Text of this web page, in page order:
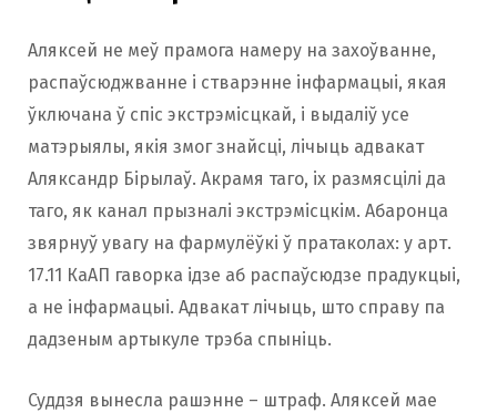
Аляксей не меў прамога намеру на захоўванне,
распаўсюджванне і стварэнне інфармацыі, якая
ўключана ў спіс экстрэмісцкай, і выдаліў усе
матэрыялы, якія змог знайсці, лічыць адвакат
Аляксандр Бірылаў. Акрамя таго, іх размясцілі да
таго, як канал прызналі экстрэмісцкім. Абаронца
звярнуў увагу на фармулёўкі ў пратаколах: у арт.
17.11 КаАП гаворка ідзе аб распаўсюдзе прадукцыі,
а не інфармацыі. Адвакат лічыць, што справу па
дадзеным артыкуле трэба спыніць.
Суддзя вынесла рашэнне – штраф. Аляксей мае